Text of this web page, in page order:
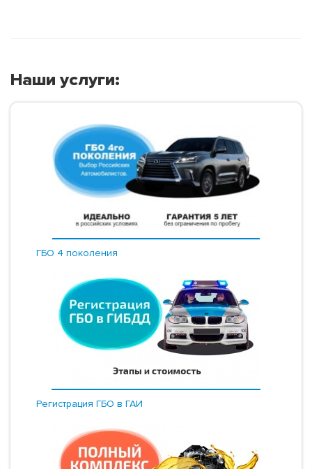
Наши услуги:
ГБО 4 поколения
Регистрация ГБО в ГАИ